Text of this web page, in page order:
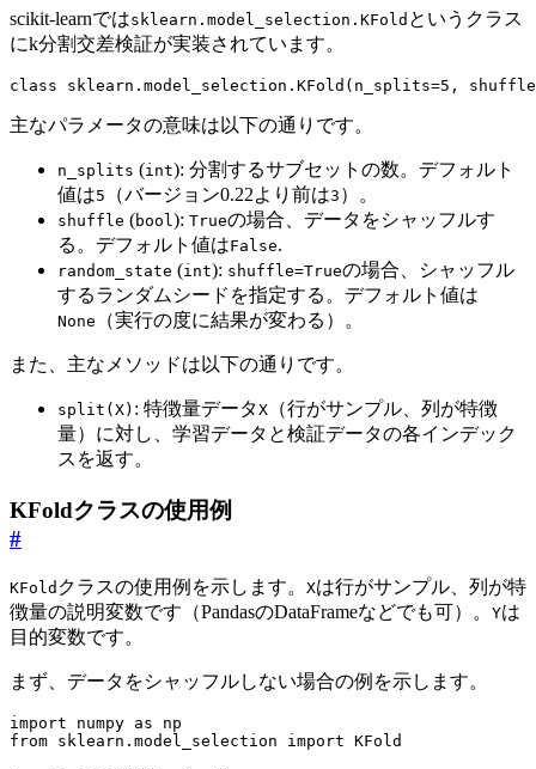
scikit-learnではsklearn.model_selection.KFold というクラス
にk分割交差検証が実装されています。
class sklearn . model_selection . KFold ( n_splits=5 , shuffle
主なパラメータの意味は以下の通りです。
n_splits (int): 分割するサブセットの数。デフォルト
値は5 （バージョン0.22より前は3 ）。
shuffle (bool): Trueの場合、データをシャッフルす
る。デフォルト値はFalse.
random_state (int): shuffle=Trueの場合、シャッフル
するランダムシードを指定する。デフォルト値は
None （実行の度に結果が変わる）。
また、主なメソッドは以下の通りです。
split(X) : 特徴量データX （行がサンプル、列が特徴
量）に対し、学習データと検証データの各インデック
スを返す。
KFoldクラスの使用例
#
KFold クラスの使用例を示します。 Xは行がサンプル、列が特
徴量の説明変数です（PandasのDataFrameなどでも可）。 Yは
目的変数です。
まず、データをシャッフルしない場合の例を示します。
import numpy as
np
from sklearn.model_selection import KFold